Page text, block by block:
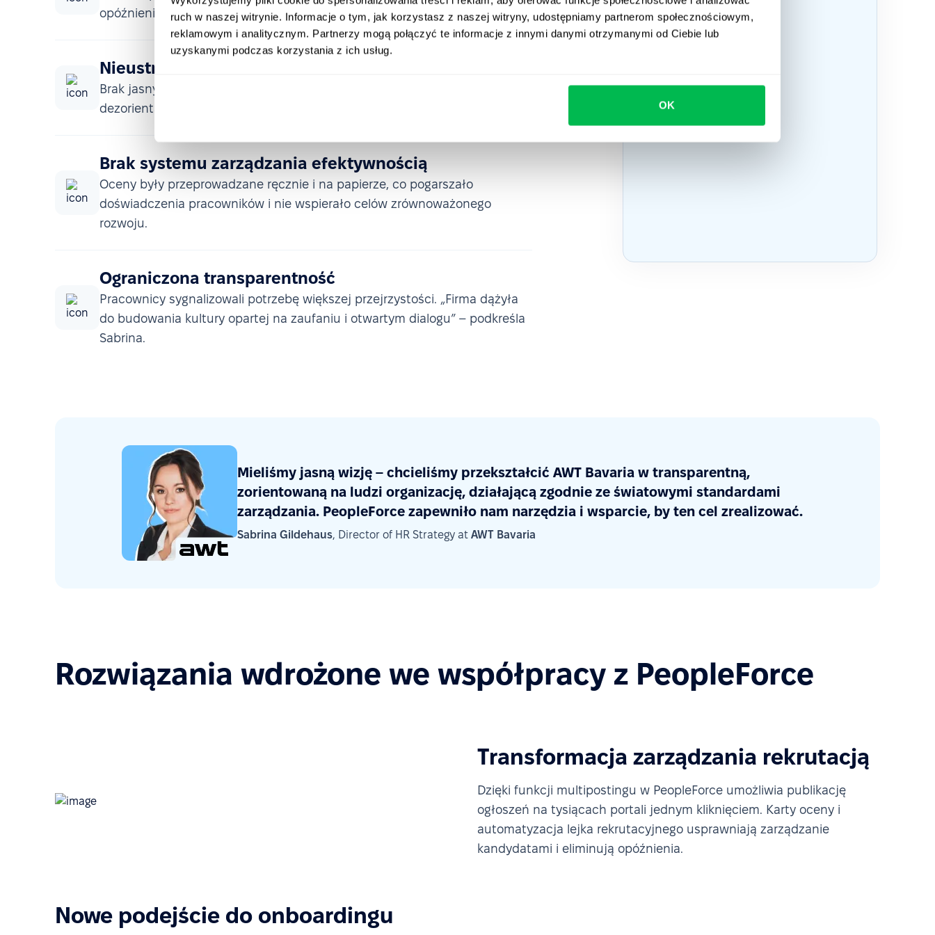
ruch w naszej witrynie. Informacje o tym, jak korzystasz z naszej witryny, udostępniamy partnerom społecznościowym,
reklamowym i analitycznym. Partnerzy mogą połączyć te informacje z innymi danymi otrzymanymi od Ciebie lub
uzyskanymi podczas korzystania z ich usług.
OK
opóźnienia i nadmiar zadań administracyjnych.
Nieustrukturyzowany onboarding
Brak jasnych instrukcji i procesów onboardingowych prowadził do
dezorientacji i wysokiej rotacji w okresie próbnym.
Brak systemu zarządzania efektywnością
Oceny były przeprowadzane ręcznie i na papierze, co pogarszało
doświadczenia pracowników i nie wspierało celów zrównoważonego
rozwoju.
Ograniczona transparentność
Pracownicy sygnalizowali potrzebę większej przejrzystości. „Firma dążyła
do budowania kultury opartej na zaufaniu i otwartym dialogu” – podkreśla
Sabrina.
Mieliśmy jasną wizję – chcieliśmy przekształcić AWT Bavaria w transparentną,
zorientowaną na ludzi organizację, działającą zgodnie ze światowymi standardami
zarządzania. PeopleForce zapewniło nam narzędzia i wsparcie, by ten cel zrealizować.
Sabrina Gildehaus, Director of HR Strategy at AWT Bavaria
Rozwiązania wdrożone we współpracy z PeopleForce
Transformacja zarządzania rekrutacją
Dzięki funkcji multipostingu w PeopleForce umożliwia publikację
ogłoszeń na tysiącach portali jednym kliknięciem. Karty oceny i
automatyzacja lejka rekrutacyjnego usprawniają zarządzanie
kandydatami i eliminują opóźnienia.
Nowe podejście do onboardingu